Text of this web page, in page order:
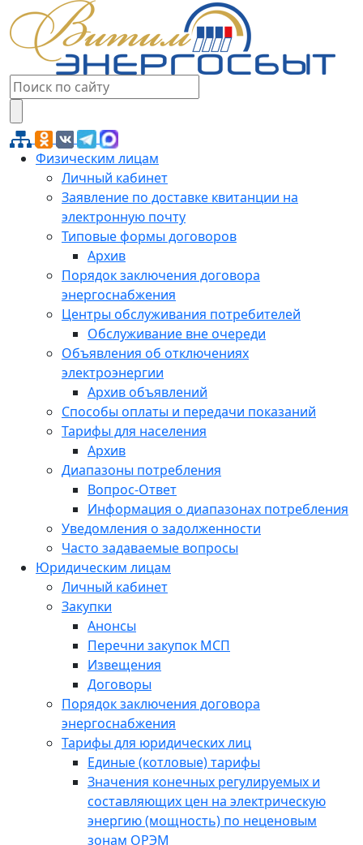
Физическим лицам
Личный кабинет
Заявление по доставке квитанции на
электронную почту
Типовые формы договоров
Архив
Порядок заключения договора
энергоснабжения
Центры обслуживания потребителей
Обслуживание вне очереди
Объявления об отключениях
электроэнергии
Архив объявлений
Способы оплаты и передачи показаний
Тарифы для населения
Архив
Диапазоны потребления
Вопрос-Ответ
Информация о диапазонах потребления
Уведомления о задолженности
Часто задаваемые вопросы
Юридическим лицам
Личный кабинет
Закупки
Анонсы
Перечни закупок МСП
Извещения
Договоры
Порядок заключения договора
энергоснабжения
Тарифы для юридических лиц
Единые (котловые) тарифы
Значения конечных регулируемых и
составляющих цен на электрическую
энергию (мощность) по неценовым
зонам ОРЭМ